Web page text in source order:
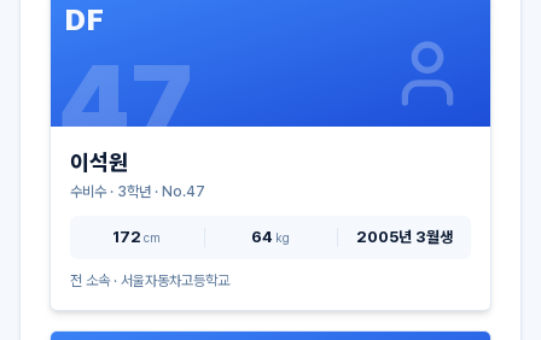
DF
47
이석원
수비수· 3학년 · No.47
172 cm 64 kg 2005년 3월생
전 소속 · 서울자동차고등학교